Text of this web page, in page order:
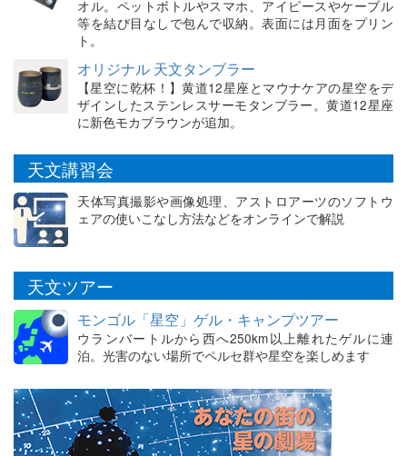
オル。ペットボトルやスマホ、アイピースやケーブル
等を結び目なしで包んで収納。表面には月面をプリン
ト。
オリジナル 天文タンブラー
【星空に乾杯！】黄道12星座とマウナケアの星空をデ
ザインしたステンレスサーモタンブラー。黄道12星座
に新色モカブラウンが追加。
天文講習会
天体写真撮影や画像処理、アストロアーツのソフトウ
ェアの使いこなし方法などをオンラインで解説
天文ツアー
モンゴル「星空」ゲル・キャンプツアー
ウランバートルから西へ250km以上離れたゲルに連
泊。光害のない場所でペルセ群や星空を楽しめます